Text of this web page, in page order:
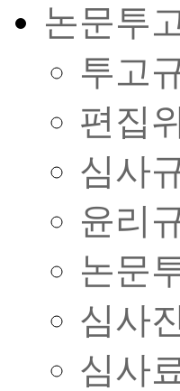
논문투
투고
편집
심사
윤리
논문
심사
심사